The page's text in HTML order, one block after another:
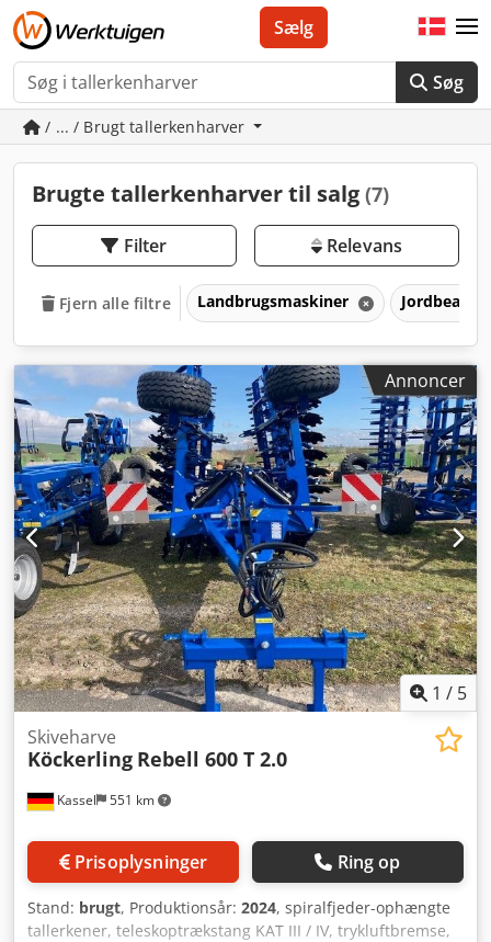
Søg
Sælg
/ ... / Brugt tallerkenharver
Brugte tallerkenharver til salg (7)
Filter Relevans
Fjern alle filtre Landbrugsmaskiner
Annoncer
1 / 5
Kassel 551 km
Skiveharve
Köckerling Rebell 600 T 2.0
Prisoplysninger Ring op
Stand: brugt, Produktionsår: 2024, spiralfjeder-ophængte
tallerkener, teleskoptrækstang KAT III / IV, trykluftbremse,